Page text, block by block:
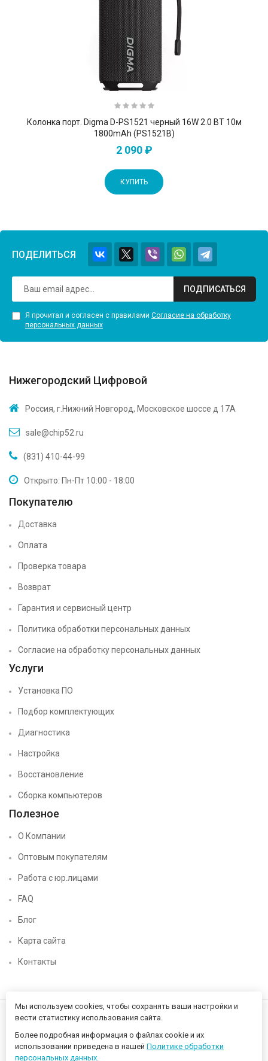
Колонка порт. Digma D-PS1521 черный 16W 2.0 BT 10м
1800mAh (PS1521B)
2 090 ₽
КУПИТЬ
ПОДЕЛИТЬСЯ
ПОДПИСАТЬСЯ
Я прочитал и согласен с правилами Согласие на обработку
персональных данных
Нижегородский Цифровой
Россия, г.Нижний Новгород, Московское шоссе д 17А
sale@chip52.ru
(831) 410-44-99
Открыто: Пн-Пт 10:00 - 18:00
Покупателю
Доставка
Оплата
Проверка товара
Возврат
Гарантия и сервисный центр
Политика обработки персональных данных
Согласие на обработку персональных данных
Услуги
Установка ПО
Подбор комплектующих
Диагностика
Настройка
Восстановление
Сборка компьютеров
Полезное
О Компании
Оптовым покупателям
Работа с юр.лицами
FAQ
Блог
Карта сайта
Контакты
Мы используем cookies, чтобы сохранять ваши настройки и
вести статистику использования сайта.
Более подробная информация о файлах cookie и их
использовании приведена в нашей Политике обработки
персональных данных.